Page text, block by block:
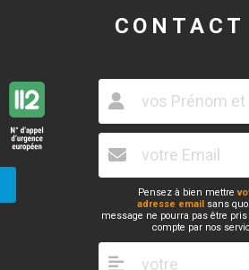
CONTACT
Pensez à bien mettre
adresse email sans
message ne pourra pas être
compte par nos